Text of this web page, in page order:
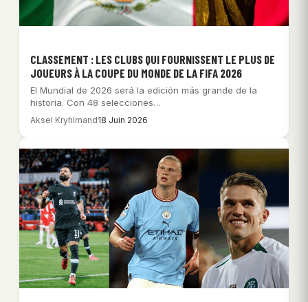
CLASSEMENT : LES CLUBS QUI FOURNISSENT LE PLUS DE
JOUEURS À LA COUPE DU MONDE DE LA FIFA 2026
El Mundial de 2026 será la edición más grande de la
historia. Con 48 selecciones…
Aksel Kryhlmand18 Juin 2026